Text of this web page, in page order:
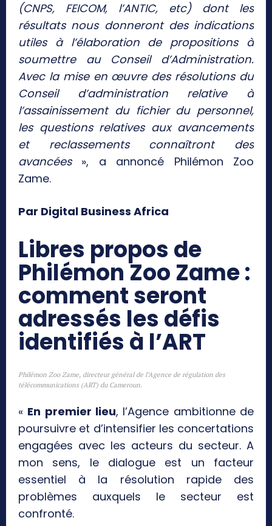
(CNPS, FEICOM, l’ANTIC, etc) dont les
résultats nous donneront des indications
utiles à l’élaboration de propositions à
soumettre au Conseil d’Administration.
Avec la mise en œuvre des résolutions du
Conseil d’administration relative à
l’assainissement du fichier du personnel,
les questions relatives aux avancements
et reclassements connaîtront des
avancées », a annoncé Philémon Zoo
Zame.
Par Digital Business Africa
Libres propos de
Philémon Zoo Zame :
comment seront
adressés les défis
identifiés à l’ART
Philémon Zoo Zame, directeur général de l’Agence de régulation des
télécommunications (ART) du Cameroun.
« En premier lieu, l’Agence ambitionne de
poursuivre et d’intensifier les concertations
engagées avec les acteurs du secteur. A
mon sens, le dialogue est un facteur
essentiel à la résolution rapide des
problèmes auxquels le secteur est
confronté.